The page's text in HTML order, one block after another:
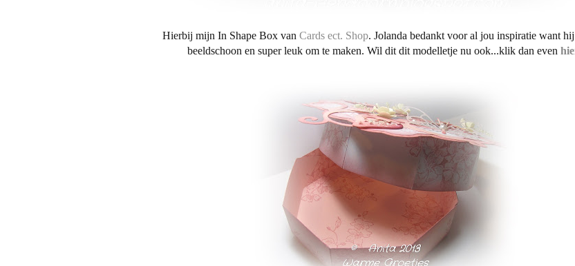
Hierbij mijn In Shape Box van Cards ect. Shop. Jolanda bedankt voor al jou inspiratie want
beeldschoon en super leuk om te maken. Wil dit dit modelletje nu ook...klik dan even